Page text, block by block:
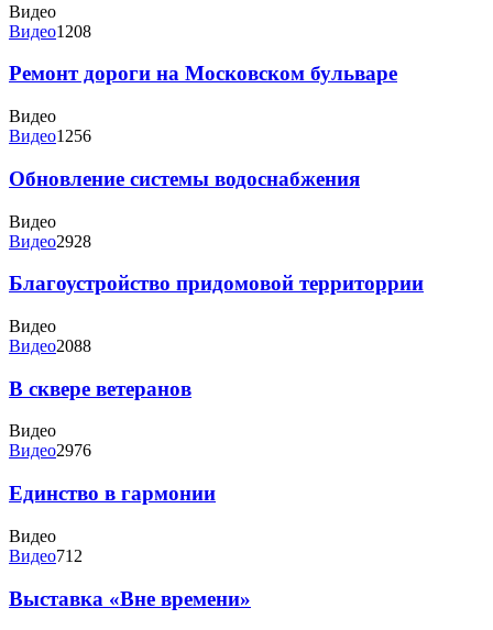
Видео
Видео1208
Ремонт дороги на Московском бульваре
Видео
Видео1256
Обновление системы водоснабжения
Видео
Видео2928
Благоустройство придомовой территоррии
Видео
Видео2088
В сквере ветеранов
Видео
Видео2976
Единство в гармонии
Видео
Видео712
Выставка «Вне времени»